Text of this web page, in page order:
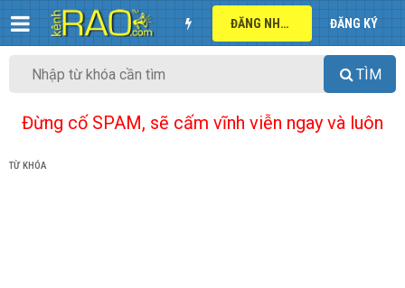
ĐĂNG NHẬP ĐĂNG KÝ
TÌM
Đừng cố SPAM, sẽ cấm vĩnh viễn ngay và luôn
TỪ KHÓA